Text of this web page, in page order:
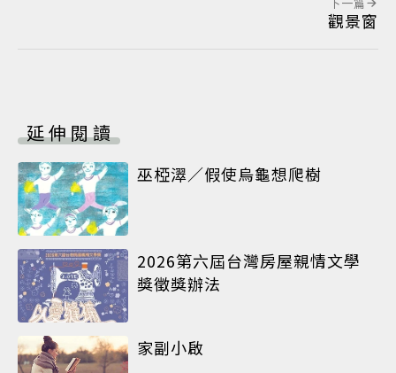
觀景窗
延伸閱讀
巫椏濢／假使烏龜想爬樹
2026第六屆台灣房屋親情文學
獎徵獎辦法
家副小啟